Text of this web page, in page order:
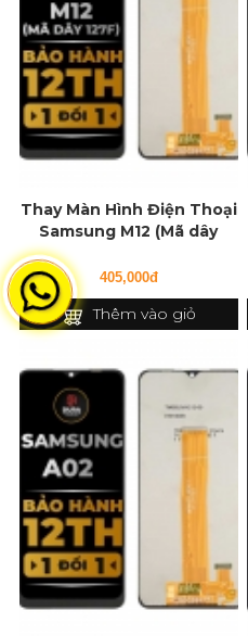
Thay Màn Hình Điện Thoại
Samsung M12 (Mã dây
405,000đ
Thêm vào giỏ